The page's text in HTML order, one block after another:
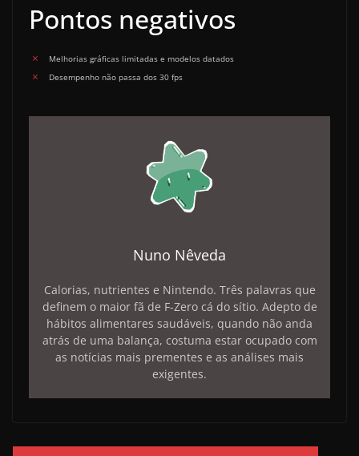
Pontos negativos
Melhorias gráficas limitadas e modelos datados
Desempenho não passa dos 30 fps
Nuno Nêveda
Calorias, nutrientes e Nintendo. Três palavras que
definem o maior fã de F-Zero cá do sítio. Adepto de
hábitos alimentares saudáveis, quando não anda
atrás de uma balança, costuma estar ocupado com
as notícias mais prementes e as análises mais
exigentes.